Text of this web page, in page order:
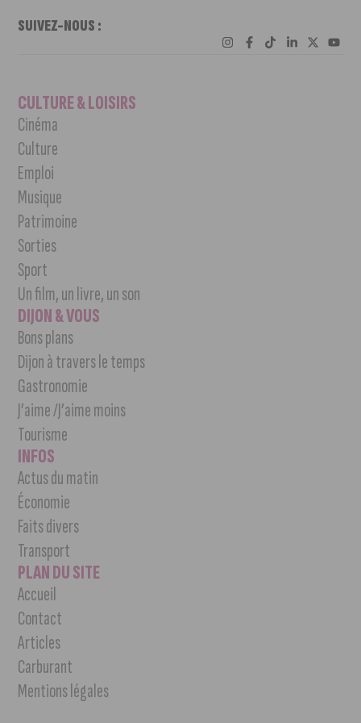
SUIVEZ-NOUS :
CULTURE & LOISIRS
Cinéma
Culture
Emploi
Musique
Patrimoine
Sorties
Sport
Un film, un livre, un son
DIJON & VOUS
Bons plans
Dijon à travers le temps
Gastronomie
J’aime /J’aime moins
Tourisme
INFOS
Actus du matin
Économie
Faits divers
Transport
PLAN DU SITE
Accueil
Contact
Articles
Carburant
Mentions légales